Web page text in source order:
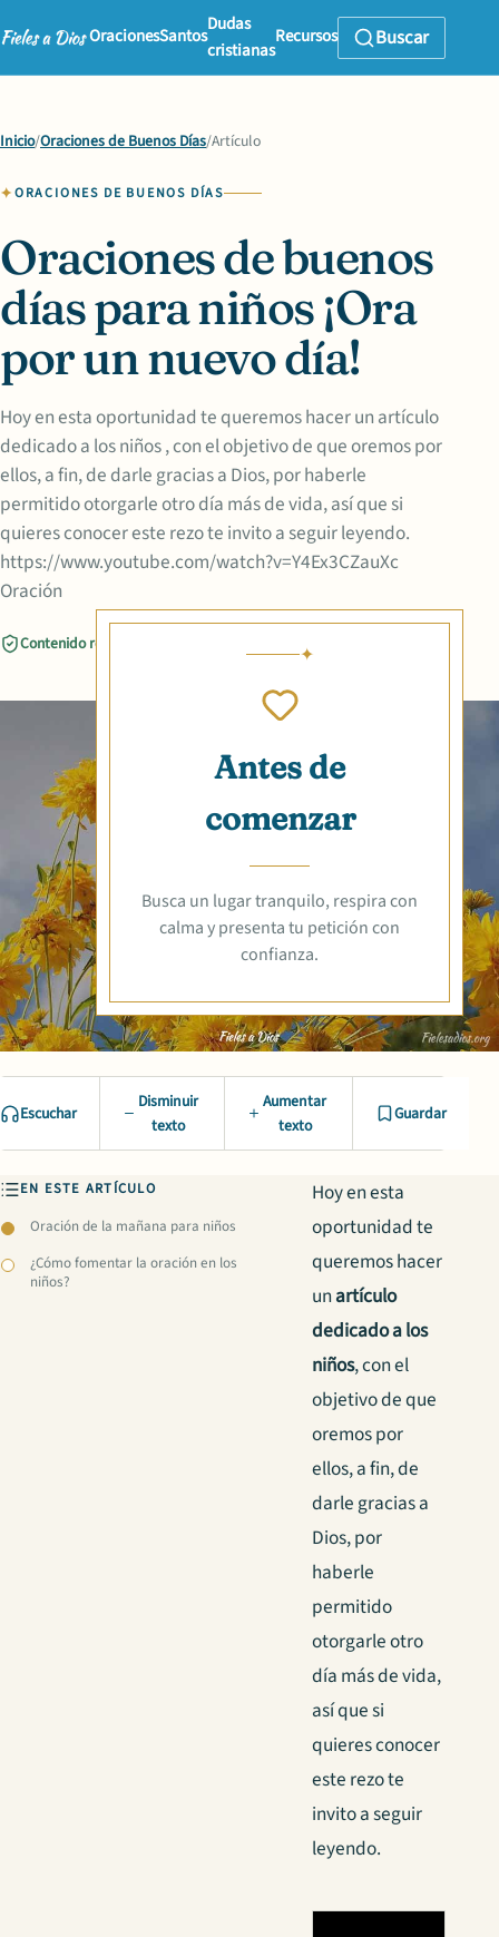
OracionesSantos
Dudas
cristianas
Recursos Buscar
Inicio/Oraciones de Buenos Días/Artículo
ORACIONES DE BUENOS DÍAS
Oraciones de buenos
días para niños ¡Ora
por un nuevo día!
Hoy en esta oportunidad te queremos hacer un artículo
dedicado a los niños , con el objetivo de que oremos por
ellos, a fin, de darle gracias a Dios, por haberle
permitido otorgarle otro día más de vida, así que si
quieres conocer este rezo te invito a seguir leyendo.
https://www.youtube.com/watch?v=Y4Ex3CZauXc
Oración
Contenido revisado
Antes de
comenzar
Busca un lugar tranquilo, respira con
calma y presenta tu petición con
confianza.
Escuchar
Disminuir
texto
Aumentar
texto
Guardar
EN ESTE ARTÍCULO
Oración de la mañana para niños
¿Cómo fomentar la oración en los
niños?
Hoy en esta
oportunidad te
queremos hacer
unartículo
dedicado a los
niños, con el
objetivo de que
oremos por
ellos, a fin, de
darle gracias a
Dios, por
haberle
permitido
otorgarle otro
día más de vida,
así que si
quieres conocer
este rezo te
invito a seguir
leyendo.